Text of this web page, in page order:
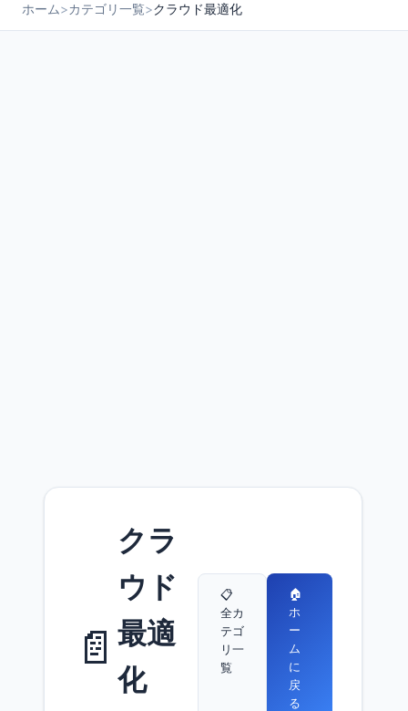
ホーム>カテゴリ一覧>クラウド最適化
📄
クラ
ウド
最適
化
📋
全カ
テゴ
リ一
覧
🏠
ホ
ー
ム
に
戻
る